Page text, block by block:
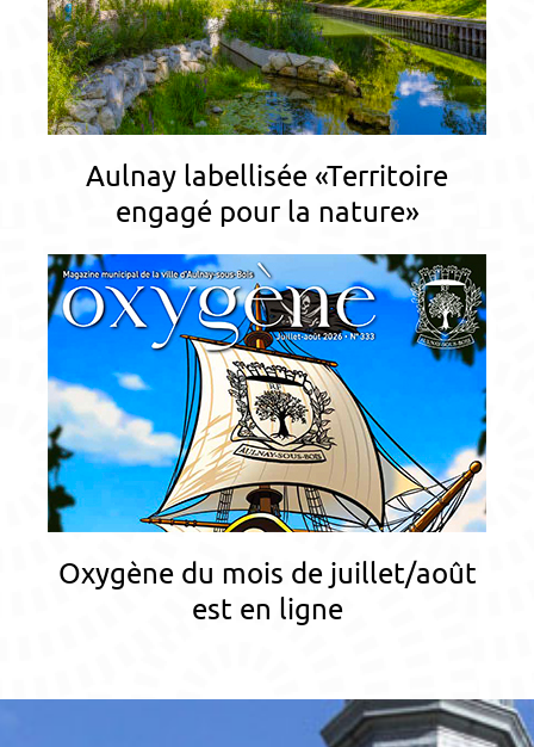
Aulnay labellisée «Territoire
engagé pour la nature»
Oxygène du mois de juillet/août
est en ligne